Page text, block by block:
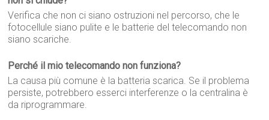
Verifica che non ci siano ostruzioni nel percorso, che le
fotocellule siano pulite e le batterie del telecomando non
siano scariche.
Perché il mio telecomando non funziona?
La causa più comune è la batteria scarica. Se il problema
persiste, potrebbero esserci interferenze o la centralina è
da riprogrammare.